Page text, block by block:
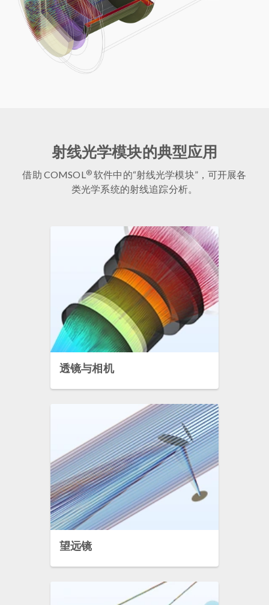
射线光学模块的典型应用
借助 COMSOL®软件中的“射线光学模块”，可开展各
类光学系统的射线追踪分析。
透镜与相机
望远镜